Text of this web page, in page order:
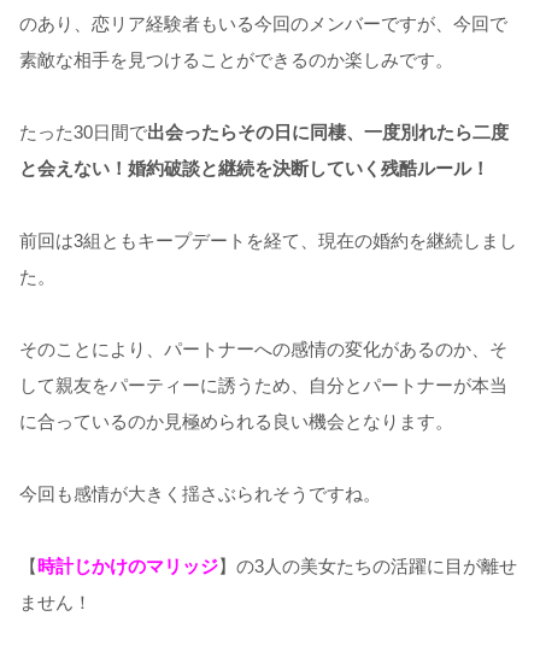
のあり、恋リア経験者もいる今回のメンバーですが、今回で
素敵な相手を見つけることができるのか楽しみです。
たった30日間で出会ったらその日に同棲、一度別れたら二度
と会えない！婚約破談と継続を決断していく残酷ルール！
前回は3組ともキープデートを経て、現在の婚約を継続しまし
た。
そのことにより、パートナーへの感情の変化があるのか、そ
して親友をパーティーに誘うため、自分とパートナーが本当
に合っているのか見極められる良い機会となります。
今回も感情が大きく揺さぶられそうですね。
【時計じかけのマリッジ】の3人の美女たちの活躍に目が離せ
ません！